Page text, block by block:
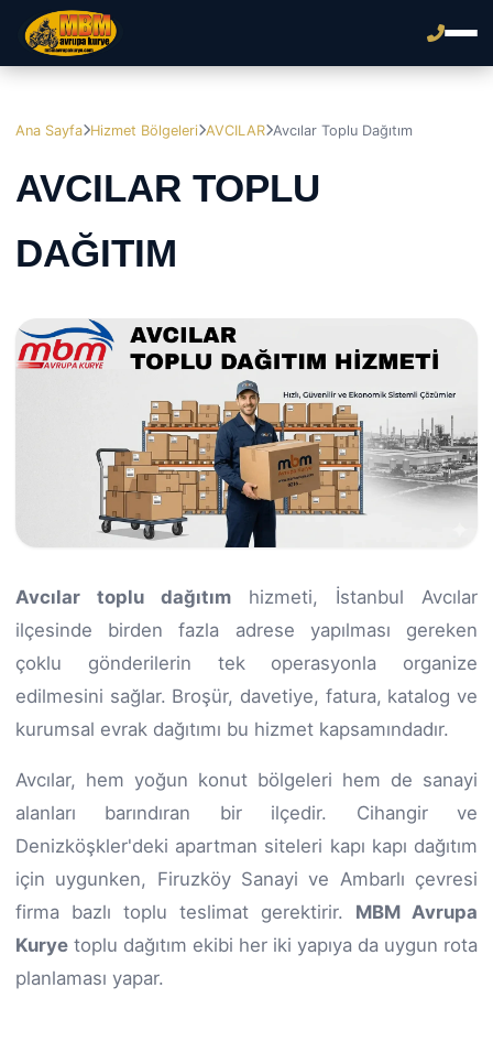
Ana Sayfa Hizmet Bölgeleri AVCILAR Avcılar Toplu Dağıtım
AVCILAR TOPLU
DAĞITIM
Avcılar toplu dağıtım hizmeti, İstanbul Avcılar
ilçesinde birden fazla adrese yapılması gereken
çoklu gönderilerin tek operasyonla organize
edilmesini sağlar. Broşür, davetiye, fatura, katalog ve
kurumsal evrak dağıtımı bu hizmet kapsamındadır.
Avcılar, hem yoğun konut bölgeleri hem de sanayi
alanları barındıran bir ilçedir. Cihangir ve
Denizköşkler'deki apartman siteleri kapı kapı dağıtım
için uygunken, Firuzköy Sanayi ve Ambarlı çevresi
firma bazlı toplu teslimat gerektirir. MBM Avrupa
Kurye toplu dağıtım ekibi her iki yapıya da uygun rota
planlaması yapar.